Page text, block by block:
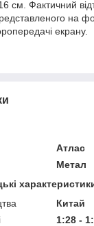
см. Фактичний
на
екрану.
Атлас
Метал
Китай
1:28 -